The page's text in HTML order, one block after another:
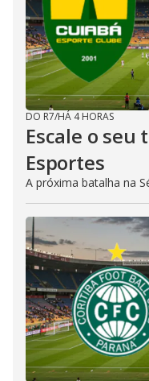
DO R7/HÁ 4 HORAS
Escale o seu
Esportes
A próxima batalha na